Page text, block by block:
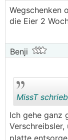
Wegschenken
die Eier 2
Benji
MissT
Ich gehe ganz
platte